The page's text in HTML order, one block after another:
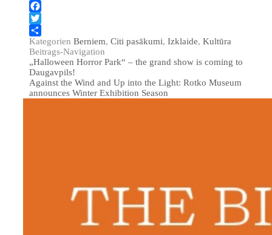
PrintFriendly
Facebook
Twitter
Teilen
Kategorien Berniem, Citi pasākumi, Izklaide, Kultūra
Beitrags-Navigation
„Halloween Horror Park“ – the grand show is coming to
Daugavpils!
Against the Wind and Up into the Light: Rotko Museum
announces Winter Exhibition Season